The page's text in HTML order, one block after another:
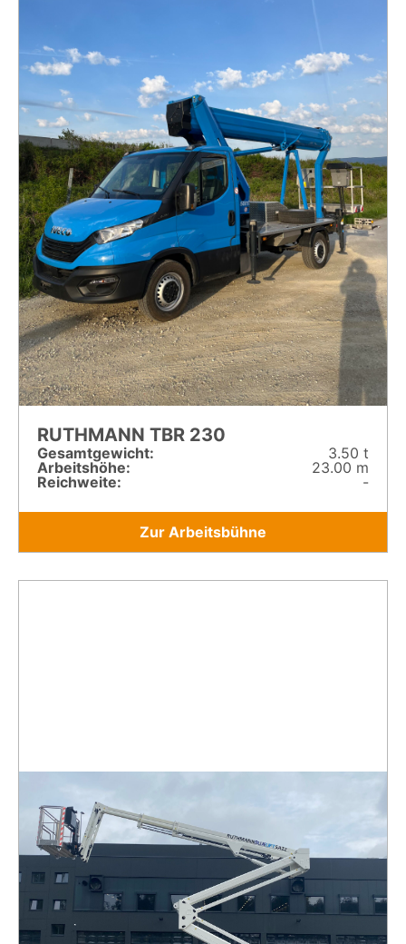
RUTHMANN TBR 230
Gesamt­gewicht:
3.50 t
Arbeitshöhe:
23.00 m
Reichweite:
-
Zur Arbeitsbühne